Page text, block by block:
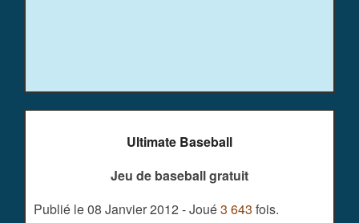
Ultimate Baseball
Jeu de baseball gratuit
Publié le 08 Janvier 2012 - Joué3 643 fois.